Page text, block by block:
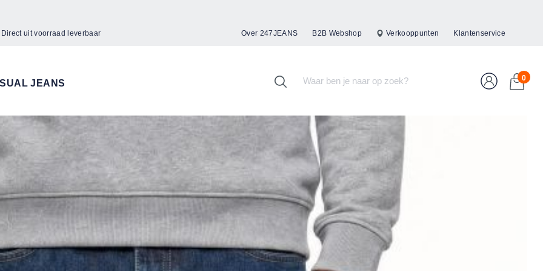
Direct uit voorraad leverbaar Over 247JEANS B2B Webshop Verkooppunten Klantenservice
JEANS
0